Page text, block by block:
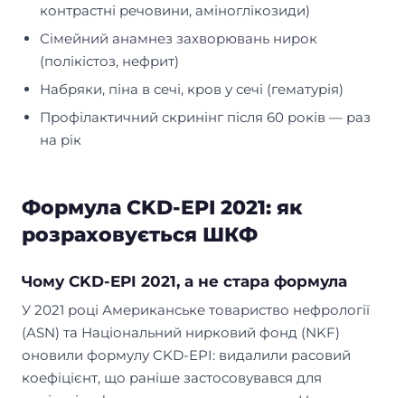
контрастні речовини, аміноглікозиди)
Сімейний анамнез захворювань нирок
(полікістоз, нефрит)
Набряки, піна в сечі, кров у сечі (гематурія)
Профілактичний скринінг після 60 років — раз
на рік
Формула CKD-EPI 2021: як
розраховується ШКФ
Чому CKD-EPI 2021, а не стара формула
У 2021 році Американське товариство нефрології
(ASN) та Національний нирковий фонд (NKF)
оновили формулу CKD-EPI: видалили расовий
коефіцієнт, що раніше застосовувався для